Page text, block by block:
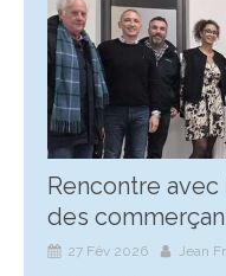
Rencontre
des
27 Fév 2026 Jean